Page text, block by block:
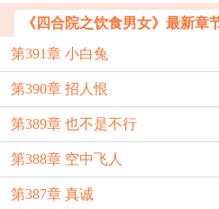
《四合院之饮食男女》最新章
第391章 小白兔
第390章 招人恨
第389章 也不是不行
第388章 空中飞人
第387章 真诚